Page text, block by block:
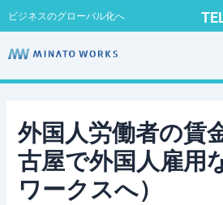
容
を
キ
ビジネスのグローバル化へ
外国人労働者の賃
古屋で外国人雇用
ワークスへ）
Post
navigation